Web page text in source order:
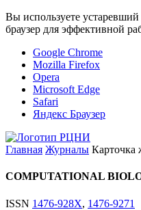
Вы используете
браузер для эффективной
Google Chrome
Mozilla Firefox
Opera
Microsoft Edge
Safari
Яндекс Браузер
Главная Журналы Карточка
COMPUTATIONAL
ISSN 1476-928X, 1476-9271